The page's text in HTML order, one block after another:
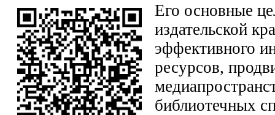
Его основные
издательской
эффективного
ресурсов,
библиотечных